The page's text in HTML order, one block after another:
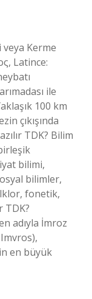
veya Kerme
Latince:
ile
100 km
çıkışında
TDK? Bilim
bilimi,
bilimler,
fonetik,
TDK?
adıyla İmroz
en büyük